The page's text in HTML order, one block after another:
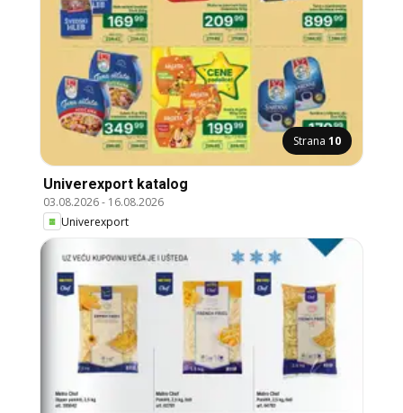
Strana 10
Univerexport katalog
03.08.2026- 16.08.2026
Univerexport